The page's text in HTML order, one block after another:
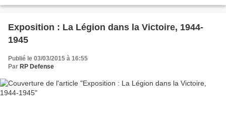
Exposition : La Légion dans la Victoire, 1944-
1945
Publié le 03/03/2015 à 16:55
Par RP Defense